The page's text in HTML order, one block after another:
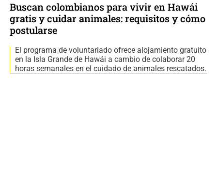
Buscan colombianos para vivir en Hawái
gratis y cuidar animales: requisitos y cómo
postularse
El programa de voluntariado ofrece alojamiento gratuito
en la Isla Grande de Hawái a cambio de colaborar 20
horas semanales en el cuidado de animales rescatados.